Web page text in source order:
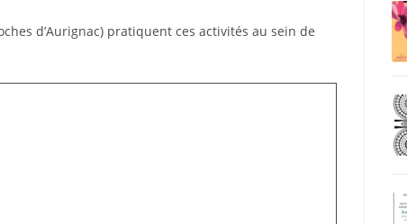
d’Aurignac) pratiquent ces activités au sein de